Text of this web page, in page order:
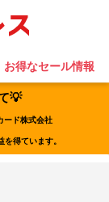
お得なセール情報
💡
ード株式会社
得ています。